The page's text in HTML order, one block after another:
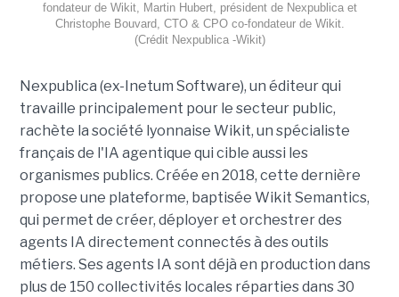
fondateur de Wikit, Martin Hubert, président de Nexpublica et
Christophe Bouvard, CTO & CPO co-fondateur de Wikit.
(Crédit Nexpublica -Wikit)
Nexpublica (ex-Inetum Software), un éditeur qui
travaille principalement pour le secteur public,
rachète la société lyonnaise Wikit, un spécialiste
français de l'IA agentique qui cible aussi les
organismes publics. Créée en 2018, cette dernière
propose une plateforme, baptisée Wikit Semantics,
qui permet de créer, déployer et orchestrer des
agents IA directement connectés à des outils
métiers. Ses agents IA sont déjà en production dans
plus de 150 collectivités locales réparties dans 30